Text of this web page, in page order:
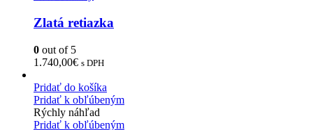
Zlatá retiazka
0 out of 5
1.740,00€ s DPH
Pridať do košíka
Pridať k obľúbeným
Rýchly náhľad
Pridať k obľúbeným